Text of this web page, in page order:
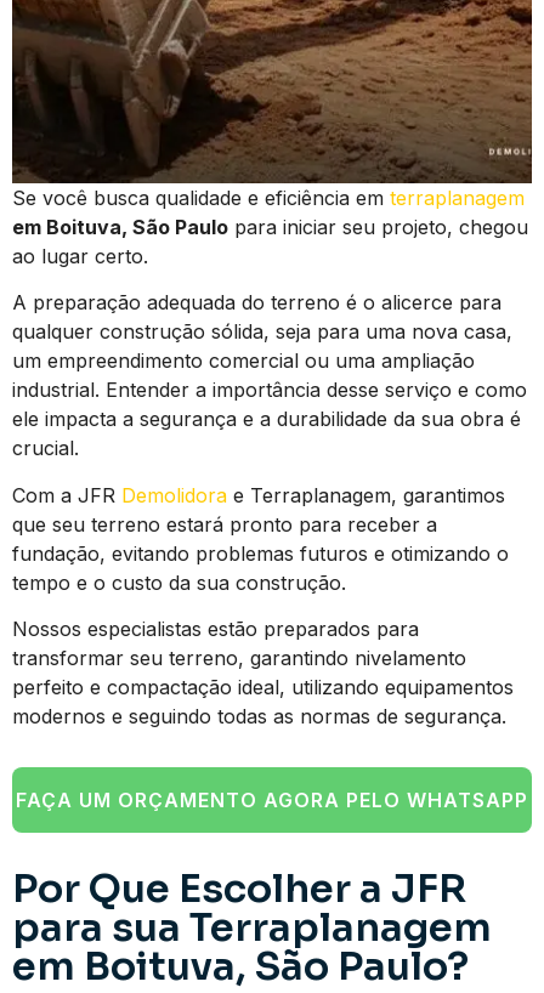
Se você busca qualidade e eficiência em terraplanagem
em Boituva, São Paulo para iniciar seu projeto, chegou
ao lugar certo.
A preparação adequada do terreno é o alicerce para
qualquer construção sólida, seja para uma nova casa,
um empreendimento comercial ou uma ampliação
industrial. Entender a importância desse serviço e como
ele impacta a segurança e a durabilidade da sua obra é
crucial.
Com a JFR Demolidora e Terraplanagem, garantimos
que seu terreno estará pronto para receber a
fundação, evitando problemas futuros e otimizando o
tempo e o custo da sua construção.
Nossos especialistas estão preparados para
transformar seu terreno, garantindo nivelamento
perfeito e compactação ideal, utilizando equipamentos
modernos e seguindo todas as normas de segurança.
FAÇA UM ORÇAMENTO AGORA PELO WHATSAPP
Por Que Escolher a JFR
para sua Terraplanagem
em Boituva, São Paulo?